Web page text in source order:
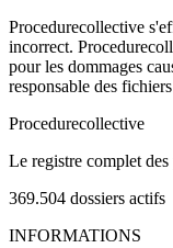
Procedurecollective
incorrect.
pour les dommages
responsable des
Procedurecollective
Le registre complet
369.504 dossiers actifs
INFORMATIONS